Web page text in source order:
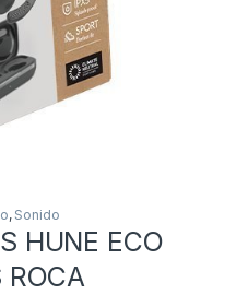
, Sonido
HUNE ECO
ROCA